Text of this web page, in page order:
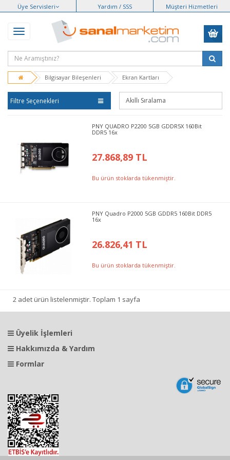
Üye Servisleri Yardım / SSS Müşteri Hizmetleri
Bilgisayar Bileşenleri Ekran Kartları
Filtre Seçenekleri
PNY QUADRO P2200 5GB GDDR5X 160Bit
DDR5 16x
27.868,89 TL
Bu ürün stoklarda tükenmiştir.
PNY Quadro P2000 5GB GDDR5 160Bit DDR5
16x
26.826,41 TL
Bu ürün stoklarda tükenmiştir.
2 adet ürün listelenmiştir. Toplam 1 sayfa
Üyelik İşlemleri
Hakkımızda & Yardım
Formlar